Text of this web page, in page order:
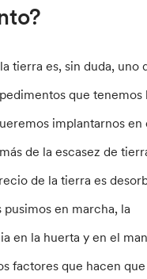
tierra es, sin duda, uno
que tenemos
implantarnos en
de la escasez de
de la tierra es
pusimos en marcha, la
en la huerta y en el
factores que hacen